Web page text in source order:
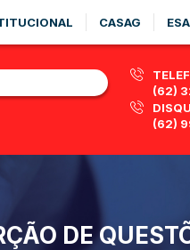
CASAG ESA
(62)
(62)
DE